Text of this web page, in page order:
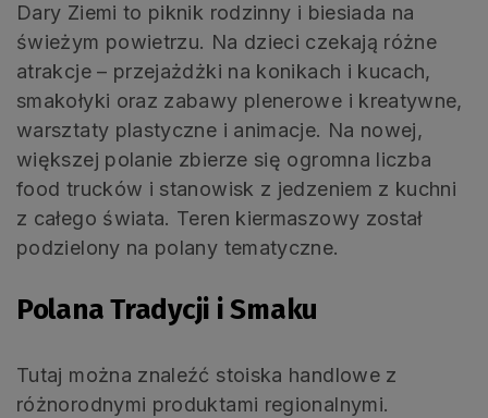
Dary Ziemi to piknik rodzinny i biesiada na
świeżym powietrzu. Na dzieci czekają różne
atrakcje – przejażdżki na konikach i kucach,
smakołyki oraz zabawy plenerowe i kreatywne,
warsztaty plastyczne i animacje. Na nowej,
większej polanie zbierze się ogromna liczba
food trucków i stanowisk z jedzeniem z kuchni
z całego świata. Teren kiermaszowy został
podzielony na polany tematyczne.
Polana Tradycji i Smaku
Tutaj można znaleźć stoiska handlowe z
różnorodnymi produktami regionalnymi.